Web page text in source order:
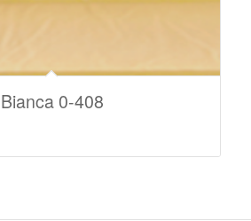
Bianca 0-408